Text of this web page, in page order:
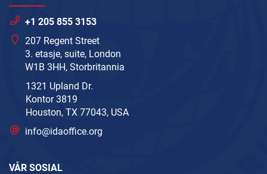
+1 205 855 3153
207 Regent Street
3. etasje, suite, London
W1B 3HH, Storbritannia
1321 Upland Dr.
Kontor 3819
Houston, TX 77043, USA
info@idaoffice.org
VÅR SOSIAL